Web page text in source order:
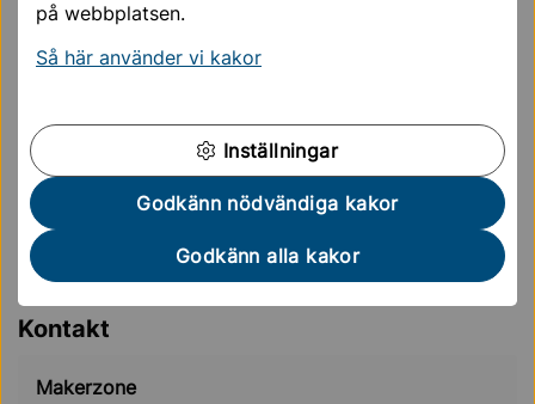
på webbplatsen.
Så här använder vi kakor
Inställningar
Godkänn nödvändiga kakor
Godkänn alla kakor
För fria förskolor gäller följande:
Ansvarig rektor tar kontakt med oss för att utifrån
utbildningstillfälle för pedagogerna på förskolan.
Utbildning för pedagoger i den aktivitet som ska
utföras.
Pedagogerna kan boka ett besök (i mån av tid)
med barngrupp då de ansvarar för att hålla i den
planerade aktiviteten.
Kontakt
Makerzone